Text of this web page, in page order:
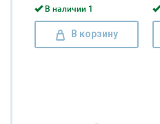
В наличии 1
В корзину